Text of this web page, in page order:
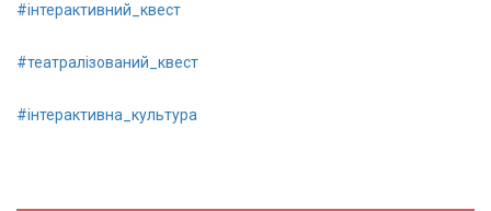
#інтерактивний_квест
#теaтрaлізовaний_квест
#інтерактивна_культура